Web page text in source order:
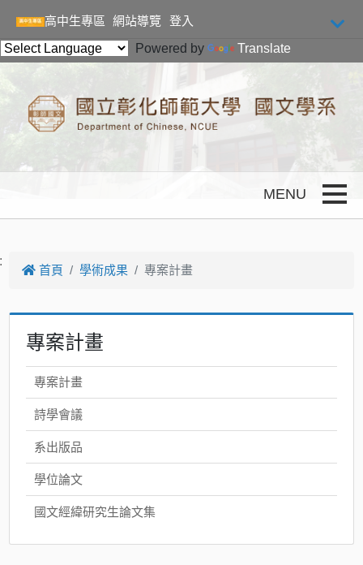
高中生專區
網站導覽
登入
Powered by
Translate
首頁 學術成果 專案計畫
專案計畫
專案計畫
詩學會議
系出版品
學位論文
國文經緯研究生論文集